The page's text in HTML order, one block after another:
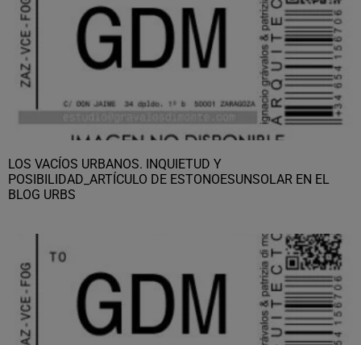
LOS VACÍOS URBANOS. INQUIETUD Y
POSIBILIDAD_ARTÍCULO DE ESTONOESUNSOLAR EN EL
BLOG URBS